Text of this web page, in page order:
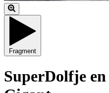
Fragment
SuperDolfje en